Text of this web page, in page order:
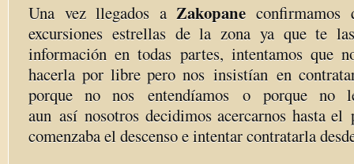
Una vez llegados aZakopane
excursiones estrellas de la zona ya que te
información en todas partes, intentamos que
hacerla por libre pero nos insistían en
porque no nos entendíamos o porque no
aun así nosotros decidimos acercarnos hasta el
comenzaba el descenso e intentar contratarla